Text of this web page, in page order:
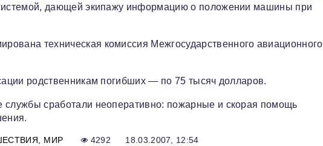
дающей экипажу информацию о положении машины при
техническая комиссия Межгосударственного авиационного
родственникам погибших — по 75 тысяч долларов.
службы сработали неоперативно: пожарные и скорая помощь
МИР 4292 18.03.2007, 12:54